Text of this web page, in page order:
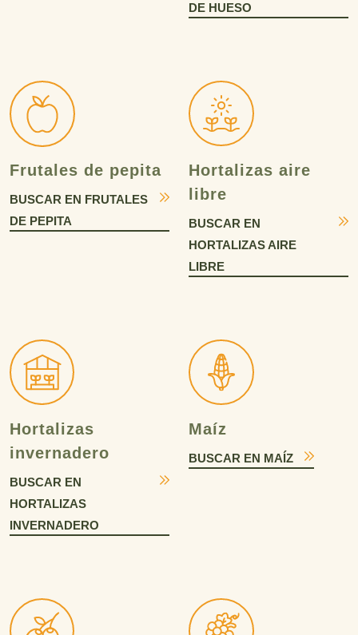
DE HUESO
Frutales de pepita
BUSCAR EN FRUTALES
DE PEPITA
Hortalizas aire
libre
BUSCAR EN
HORTALIZAS AIRE
LIBRE
Hortalizas
invernadero
BUSCAR EN
HORTALIZAS
INVERNADERO
Maíz
BUSCAR EN MAÍZ